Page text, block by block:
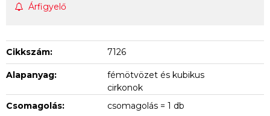
Árfigyelő
Cikkszám: 7126
Alapanyag:
fémötvözet és kubikus
cirkonok
Csomagolás:
csomagolás = 1 db